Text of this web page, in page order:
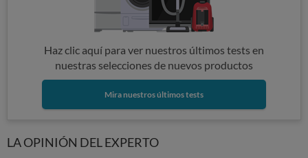
Haz clic aquí para ver nuestros últimos tests en
nuestras selecciones de nuevos productos
Mira nuestros últimos tests
LA OPINIÓN DEL EXPERTO